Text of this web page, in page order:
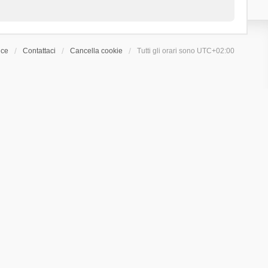
Contattaci Cancella cookie Tutti gli orari sono UTC+02:00